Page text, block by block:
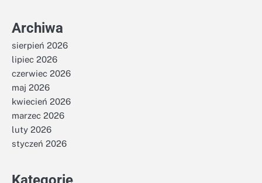
Archiwa
sierpień 2026
lipiec 2026
czerwiec 2026
maj 2026
kwiecień 2026
marzec 2026
luty 2026
styczeń 2026